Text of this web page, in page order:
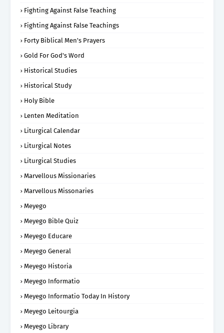
Fighting Against False Teaching
Fighting Against False Teachings
Forty Biblical Men's Prayers
Gold For God's Word
Historical Studies
Historical Study
Holy Bible
Lenten Meditation
Liturgical Calendar
Liturgical Notes
Liturgical Studies
Marvellous Missionaries
Marvellous Missonaries
Meyego
Meyego Bible Quiz
Meyego Educare
Meyego General
Meyego Historia
Meyego Informatio
Meyego Informatio Today In History
Meyego Leitourgia
Meyego Library